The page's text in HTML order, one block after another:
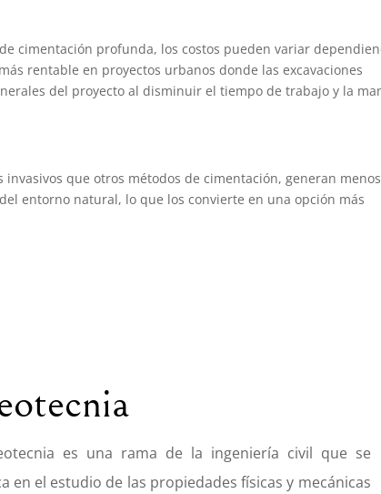
cimentación profunda, los costos pueden variar
rentable en proyectos urbanos donde las excavaciones
del proyecto al disminuir el tiempo de trabajo y la
que otros métodos de cimentación, generan
entorno natural, lo que los convierte en una opción más
es una rama de la ingeniería civil que se
en el estudio de las propiedades físicas y mecánicas